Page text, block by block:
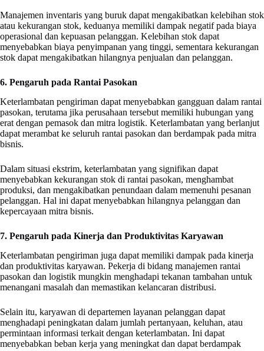
Manajemen inventaris yang buruk dapat mengakibatkan kelebihan stok
atau kekurangan stok, keduanya memiliki dampak negatif pada biaya
operasional dan kepuasan pelanggan. Kelebihan stok dapat
menyebabkan biaya penyimpanan yang tinggi, sementara kekurangan
stok dapat mengakibatkan hilangnya penjualan dan pelanggan.
6. Pengaruh pada Rantai Pasokan
Keterlambatan pengiriman dapat menyebabkan gangguan dalam rantai
pasokan, terutama jika perusahaan tersebut memiliki hubungan yang
erat dengan pemasok dan mitra logistik. Keterlambatan yang berlanjut
dapat merambat ke seluruh rantai pasokan dan berdampak pada mitra
bisnis.
Dalam situasi ekstrim, keterlambatan yang signifikan dapat
menyebabkan kekurangan stok di rantai pasokan, menghambat
produksi, dan mengakibatkan penundaan dalam memenuhi pesanan
pelanggan. Hal ini dapat menyebabkan hilangnya pelanggan dan
kepercayaan mitra bisnis.
7. Pengaruh pada Kinerja dan Produktivitas Karyawan
Keterlambatan pengiriman juga dapat memiliki dampak pada kinerja
dan produktivitas karyawan. Pekerja di bidang manajemen rantai
pasokan dan logistik mungkin menghadapi tekanan tambahan untuk
menangani masalah dan memastikan kelancaran distribusi.
Selain itu, karyawan di departemen layanan pelanggan dapat
menghadapi peningkatan dalam jumlah pertanyaan, keluhan, atau
permintaan informasi terkait dengan keterlambatan. Ini dapat
menyebabkan beban kerja yang meningkat dan dapat berdampak